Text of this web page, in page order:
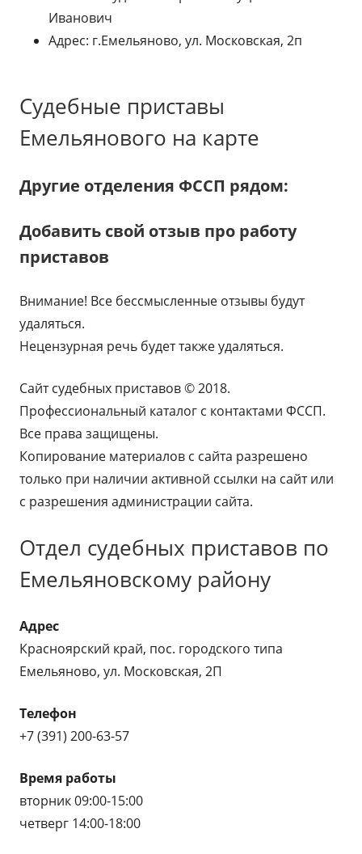
Иванович
Адрес: г.Емельяново, ул. Московская, 2п
Судебные приставы
Емельянового на карте
Другие отделения ФССП рядом:
Добавить свой отзыв про работу
приставов
Внимание! Все бессмысленные отзывы будут
удаляться.
Нецензурная речь будет также удаляться.
Сайт судебных приставов © 2018.
Профессиональный каталог с контактами ФССП.
Все права защищены.
Копирование материалов с сайта разрешено
только при наличии активной ссылки на сайт или
с разрешения администрации сайта.
Отдел судебных приставов по
Емельяновскому району
Адрес
Красноярский край, пос. городского типа
Емельяново, ул. Московская, 2П
Телефон
+7 (391) 200-63-57
Время работы
вторник 09:00-15:00
четверг 14:00-18:00